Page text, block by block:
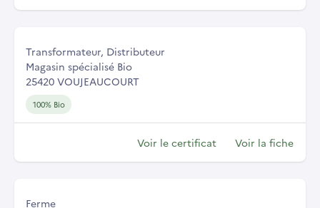
Transformateur, Distributeur
Magasin spécialisé Bio
25420 VOUJEAUCOURT
100% Bio
Voir le certificat Voir la fiche
Ferme